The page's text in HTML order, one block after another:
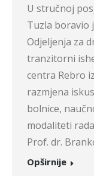
U stručnoj
Tuzla boravio
Odjeljenja za
tranzitorni
centra Rebro
razmjena
bolnice,
modaliteti
Prof. dr.
Opširnije